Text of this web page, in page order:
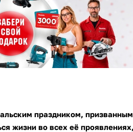
праздником,
жизни во всех её